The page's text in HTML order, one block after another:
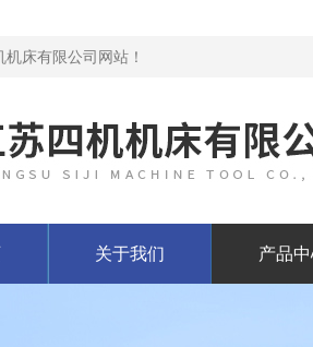
床有限公司网站！
关于我们 产品